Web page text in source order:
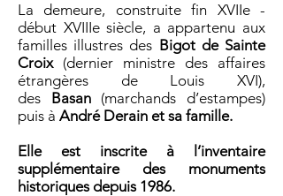
La demeure, construite fin XVIIe -
début XVIIIe siècle, a appartenu aux
familles illustres des Bigot de Sainte
Croix(dernier ministre des affaires
étrangères de Louis XVI),
des Basan (marchands d’estampes)
puis à André Derain et sa famille.
Elle est inscrite à l’inventaire
supplémentaire des monuments
historiques depuis 1986.